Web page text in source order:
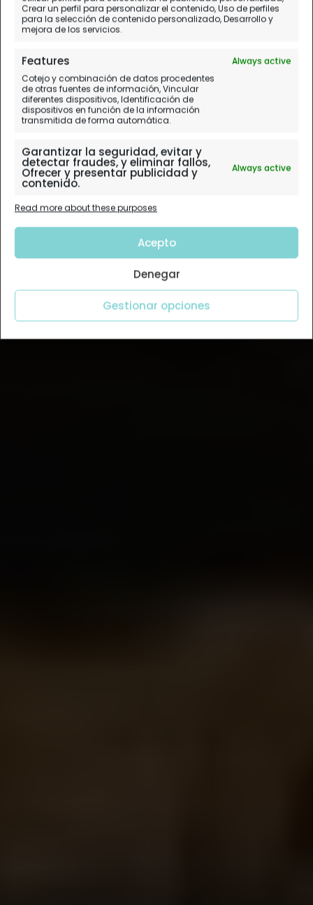
Crear un perfil para personalizar el contenido, Uso de perfiles
para la selección de contenido personalizado, Desarrollo y
mejora de los servicios.
Features
Always active
Cotejo y combinación de datos procedentes
de otras fuentes de información, Vincular
diferentes dispositivos, Identificación de
dispositivos en función de la información
transmitida de forma automática.
Garantizar la seguridad, evitar y
detectar fraudes, y eliminar fallos,
Ofrecer y presentar publicidad y
contenido.
Always active
Read more about these purposes
Acepto
Denegar
Gestionar opciones